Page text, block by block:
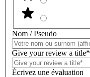
Nom / Pseudo
Give your review a title*
Écrivez une évaluation